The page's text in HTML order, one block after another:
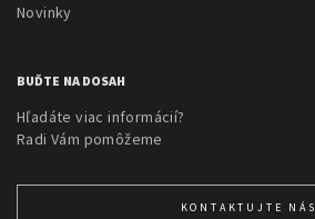
Novinky
BUĎTE NA DOSAH
Hľadáte viac informácií?
Radi Vám pomôžeme
KONTAKTUJTE NÁS